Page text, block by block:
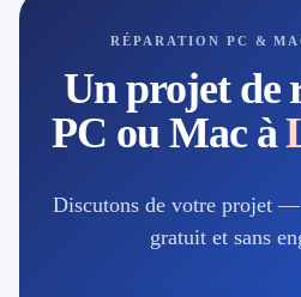
RÉPARATION PC &
Un projet de
PC ou Mac à
Discutons de votre projet
gratuit et sans